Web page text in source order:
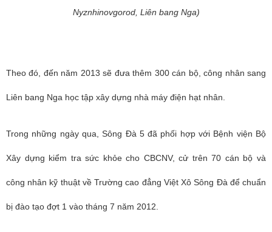
Nyznhinovgorod, Liên bang Nga)
Theo đó, đến năm 2013 sẽ đưa thêm 300 cán bộ, công nhân sang
Liên bang Nga học tập xây dựng nhà máy điện hạt nhân.
Trong những ngày qua, Sông Đà 5 đã phối hợp với Bệnh viện Bộ
Xây dựng kiểm tra sức khỏe cho CBCNV, cử trên 70 cán bộ và
công nhân kỹ thuật về Trường cao đẳng Việt Xô Sông Đà để chuẩn
bị đào tạo đợt 1 vào tháng 7 năm 2012.